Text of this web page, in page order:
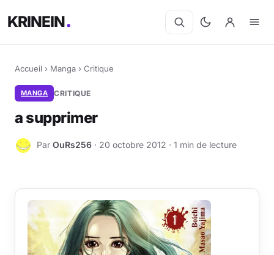
KRINEIN
Accueil › Manga › Critique
MANGA CRITIQUE
a supprimer
O Par OuRs256 · 20 octobre 2012 · 1 min de lecture